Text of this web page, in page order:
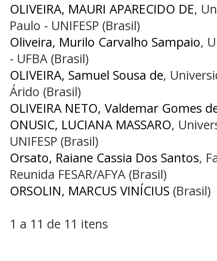
OLIVEIRA, MAURI APARECIDO DE,
Paulo - UNIFESP (Brasil)
Oliveira, Murilo Carvalho Sampaio,
- UFBA (Brasil)
OLIVEIRA, Samuel Sousa de,
Árido (Brasil)
OLIVEIRA NETO, Valdemar Gomes
ONUSIC, LUCIANA MASSARO,
UNIFESP (Brasil)
Orsato, Raiane Cassia Dos Santos,
Reunida FESAR/AFYA (Brasil)
ORSOLIN, MARCUS VINÍCIUS (Brasil)
1 a 11 de 11 itens